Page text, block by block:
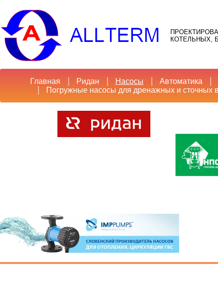
КОТЕЛЬНЫХ,
Главная Ридан Насосы
Автоматика
Погружные насосы для дренажных и сточных